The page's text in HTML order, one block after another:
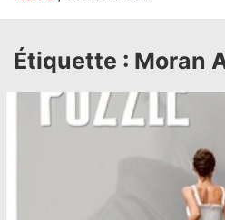
t
Étiquette : Moran